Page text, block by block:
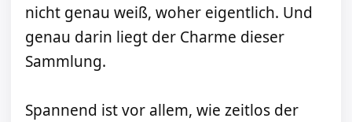
nicht genau weiß, woher eigentlich. Und
genau darin liegt der Charme dieser
Sammlung.
Spannend ist vor allem, wie zeitlos der